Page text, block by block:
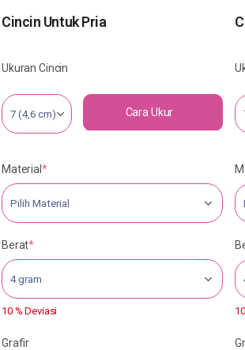
Cincin Untuk Pria
Ukuran Cincin
Cara Ukur
Material *
Berat*
10 % Deviasi
Grafir